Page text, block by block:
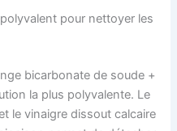
pour nettoyer les
bicarbonate de soude +
la plus polyvalente. Le
le vinaigre dissout calcaire